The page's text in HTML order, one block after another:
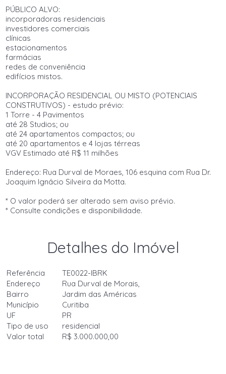
PÚBLICO ALVO:
incorporadoras residenciais
investidores comerciais
clínicas
estacionamentos
farmácias
redes de conveniência
edifícios mistos.
INCORPORAÇÃO RESIDENCIAL OU MISTO (POTENCIAIS
CONSTRUTIVOS) - estudo prévio:
1 Torre - 4 Pavimentos
até 28 Studios; ou
até 24 apartamentos compactos; ou
até 20 apartamentos e 4 lojas térreas
VGV Estimado até R$ 11 milhões
Endereço: Rua Durval de Moraes, 106 esquina com Rua Dr.
Joaquim Ignácio Silveira da Motta.
* O valor poderá ser alterado sem aviso prévio.
* Consulte condições e disponibilidade.
Detalhes do Imóvel
Referência
TE0022-IBRK
Endereço
Rua Durval de Morais,
Bairro
Jardim das Américas
Município
Curitiba
UF
PR
Tipo de uso
residencial
Valor total
R$ 3.000.000,00